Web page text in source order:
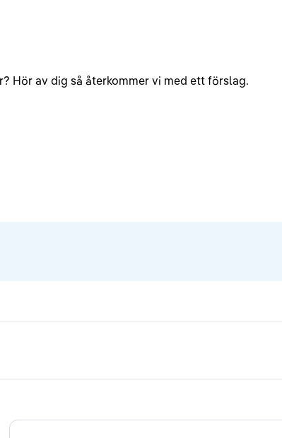
Hör av dig så återkommer vi med ett förslag.